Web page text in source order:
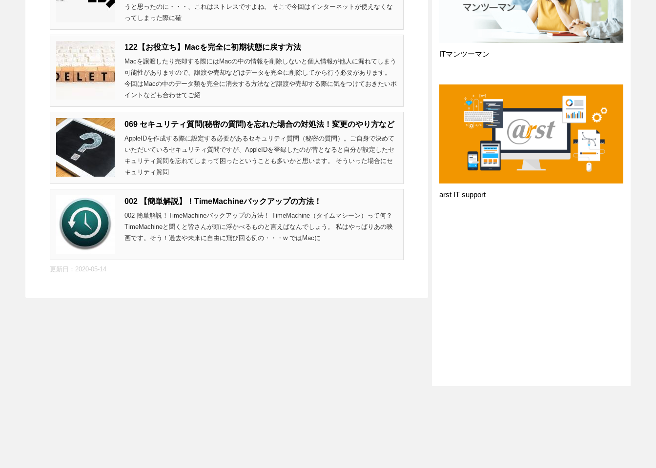
うと思ったのに・・・、これはストレスですよね。 そこで今回はインターネットが使えなくな
ってしまった際に確
122【お役立ち】Macを完全に初期状態に戻す方法
Macを譲渡したり売却する際にはMacの中の情報を削除しないと個人情報が他人に漏れてしまう
可能性がありますので、譲渡や売却などはデータを完全に削除してから行う必要があります。
今回はMacの中のデータ類を完全に消去する方法など譲渡や売却する際に気をつけておきたいポ
イントなども合わせてご紹
069 セキュリティ質問(秘密の質問)を忘れた場合の対処法！変更のやり方など
AppleIDを作成する際に設定する必要があるセキュリティ質問（秘密の質問）。ご自身で決めて
いただいているセキュリティ質問ですが、AppleIDを登録したのが昔となると自分が設定したセ
キュリティ質問を忘れてしまって困ったということも多いかと思います。 そういった場合にセ
キュリティ質問
002 【簡単解説】！TimeMachineバックアップの方法！
002 簡単解説！TimeMachineバックアップの方法！ TimeMachine（タイムマシーン）って何？
TimeMachineと聞くと皆さんが頭に浮かべるものと言えばなんでしょう。 私はやっぱりあの映
画です。そう！過去や未来に自由に飛び回る例の・・・w ではMacに
更新日： 2020-05-14
ITマンツーマン
arst IT support